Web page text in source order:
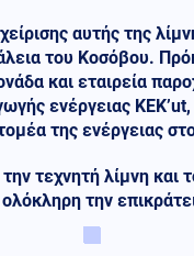
αυτής της
του Κοσόβου.
και εταιρεία
ενέργειας
της ενέργειας
τεχνητή λίμνη και
την